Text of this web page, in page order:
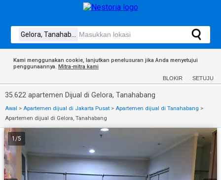
Kami menggunakan cookie, lanjutkan penelusuran jika Anda menyetujui
penggunaannya. Mitra-mitra kami
BLOKIR SETUJU
35.622 apartemen Dijual di Gelora, Tanahabang
Awal > Apartemen dijual di Jakarta Pusat > Apartemen dijual di Tanahabang >
Apartemen dijual di Gelora, Tanahabang
1 /5